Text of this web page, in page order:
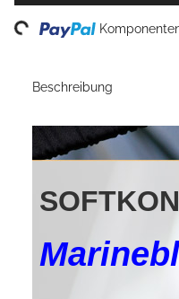
Beschreibung